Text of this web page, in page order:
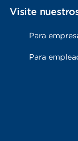
Visite
Para
Para